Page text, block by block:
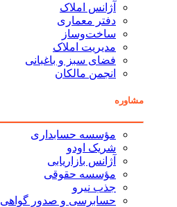
آژانس املاک
دفتر معماری
ساخت‌وساز
مدیریت املاک
فضای سبز و باغبانی
انجمن مالکان
مشاوره
مؤسسه حسابداری
شریک اودو
آژانس بازاریابی
مؤسسه حقوقی
جذب نیرو
حسابرسی و صدور گواهی